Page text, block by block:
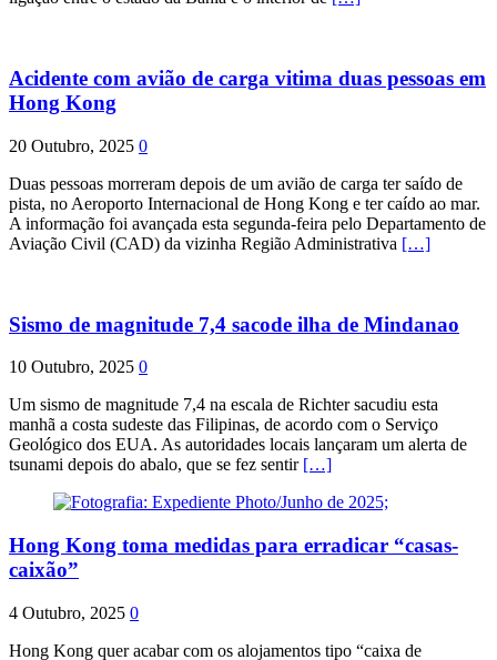
Acidente com avião de carga vitima duas pessoas em
Hong Kong
20 Outubro, 2025 0
Duas pessoas morreram depois de um avião de carga ter saído de
pista, no Aeroporto Internacional de Hong Kong e ter caído ao mar.
A informação foi avançada esta segunda-feira pelo Departamento de
Aviação Civil (CAD) da vizinha Região Administrativa […]
Sismo de magnitude 7,4 sacode ilha de Mindanao
10 Outubro, 2025 0
Um sismo de magnitude 7,4 na escala de Richter sacudiu esta
manhã a costa sudeste das Filipinas, de acordo com o Serviço
Geológico dos EUA. As autoridades locais lançaram um alerta de
tsunami depois do abalo, que se fez sentir […]
Hong Kong toma medidas para erradicar “casas-
caixão”
4 Outubro, 2025 0
Hong Kong quer acabar com os alojamentos tipo “caixa de